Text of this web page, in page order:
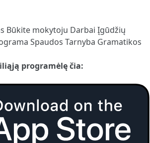
Būkite mokytoju Darbai Įgūdžių
Spaudos Tarnyba Gramatikos
programėlę čia: